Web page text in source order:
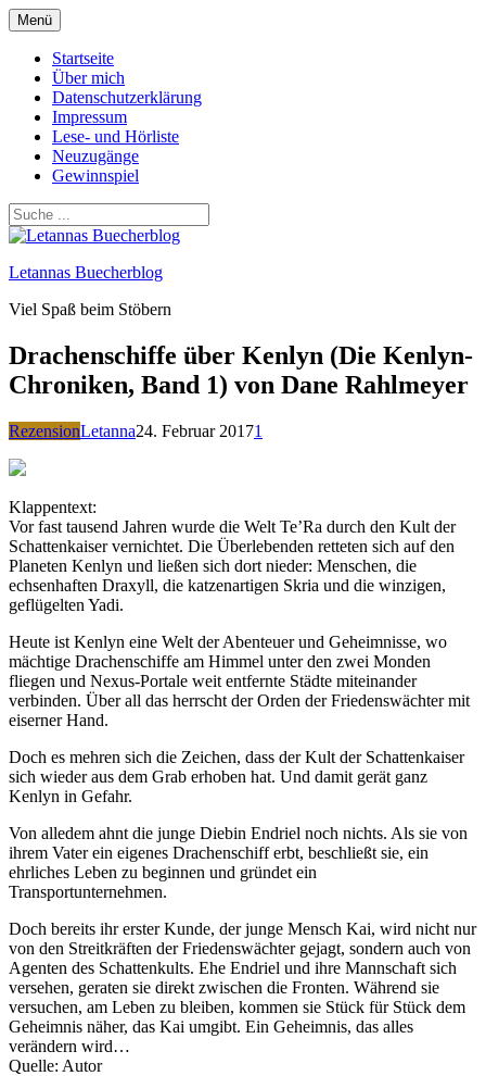
Zum
Inhalt
springen
Menü
Startseite
Über mich
Datenschutzerklärung
Impressum
Lese- und Hörliste
Neuzugänge
Gewinnspiel
Letannas Buecherblog
Viel Spaß beim Stöbern
Drachenschiffe über Kenlyn (Die Kenlyn-
Chroniken, Band 1) von Dane Rahlmeyer
RezensionLetanna24. Februar 20171
Klappentext:
Vor fast tausend Jahren wurde die Welt Te’Ra durch den Kult der
Schattenkaiser vernichtet. Die Überlebenden retteten sich auf den
Planeten Kenlyn und ließen sich dort nieder: Menschen, die
echsenhaften Draxyll, die katzenartigen Skria und die winzigen,
geflügelten Yadi.
Heute ist Kenlyn eine Welt der Abenteuer und Geheimnisse, wo
mächtige Drachenschiffe am Himmel unter den zwei Monden
fliegen und Nexus-Portale weit entfernte Städte miteinander
verbinden. Über all das herrscht der Orden der Friedenswächter mit
eiserner Hand.
Doch es mehren sich die Zeichen, dass der Kult der Schattenkaiser
sich wieder aus dem Grab erhoben hat. Und damit gerät ganz
Kenlyn in Gefahr.
Von alledem ahnt die junge Diebin Endriel noch nichts. Als sie von
ihrem Vater ein eigenes Drachenschiff erbt, beschließt sie, ein
ehrliches Leben zu beginnen und gründet ein
Transportunternehmen.
Doch bereits ihr erster Kunde, der junge Mensch Kai, wird nicht nur
von den Streitkräften der Friedenswächter gejagt, sondern auch von
Agenten des Schattenkults. Ehe Endriel und ihre Mannschaft sich
versehen, geraten sie direkt zwischen die Fronten. Während sie
versuchen, am Leben zu bleiben, kommen sie Stück für Stück dem
Geheimnis näher, das Kai umgibt. Ein Geheimnis, das alles
verändern wird…
Quelle: Autor